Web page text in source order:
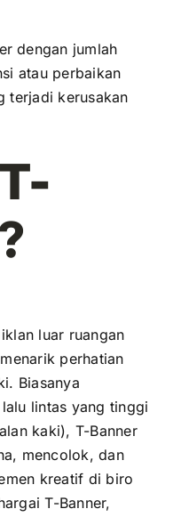
dengan jumlah
atau perbaikan
terjadi kerusakan
luar ruangan
perhatian
Biasanya
lintas yang tinggi
kaki), T-Banner
mencolok, dan
kreatif di biro
T-Banner,